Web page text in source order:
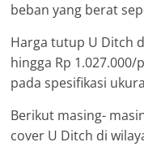
beban yang berat
Harga tutup U Ditch
hingga Rp
pada spesifikasi
Berikut masing-
cover U Ditch di